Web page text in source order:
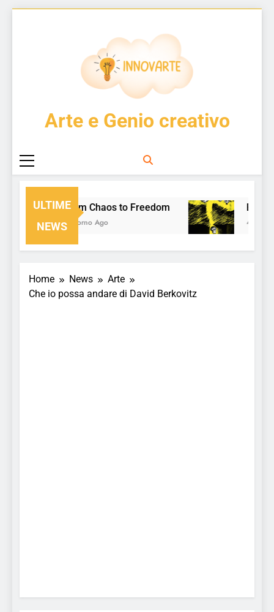
InnovArte
Arte e Genio creativo
ULTIME
NEWS
From Chaos to Freedom
1 Giorno Ago
Enzo
4 Giorni
Home News
Arte
Che io possa andare di David Berkovitz